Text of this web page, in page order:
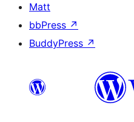
Matt
bbPress ↗
BuddyPress ↗